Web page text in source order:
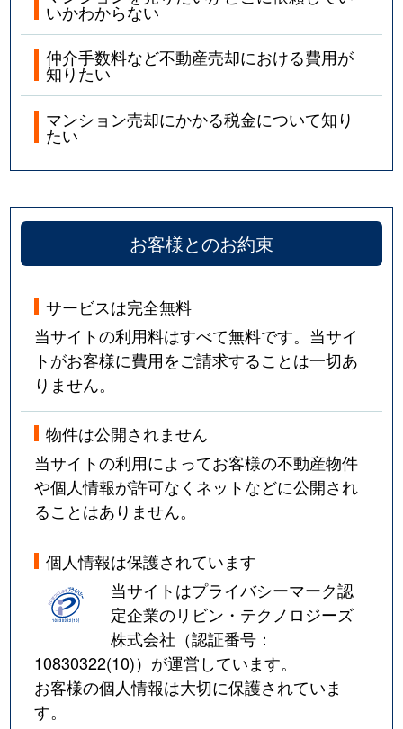
いかわからない
仲介手数料など不動産売却における費用が
知りたい
マンション売却にかかる税金について知り
たい
お客様とのお約束
サービスは完全無料
当サイトの利用料はすべて無料です。当サイ
トがお客様に費用をご請求することは一切あ
りません。
物件は公開されません
当サイトの利用によってお客様の不動産物件
や個人情報が許可なくネットなどに公開され
ることはありません。
個人情報は保護されています
当サイトはプライバシーマーク認
定企業のリビン・テクノロジーズ
株式会社（認証番号：
10830322(10)）が運営しています。
お客様の個人情報は大切に保護されていま
す。